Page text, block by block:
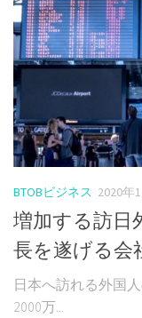
BTOBビジネス 2020年
増加する訪日
長を遂げる会
日本へ訪れる外国
2000万...